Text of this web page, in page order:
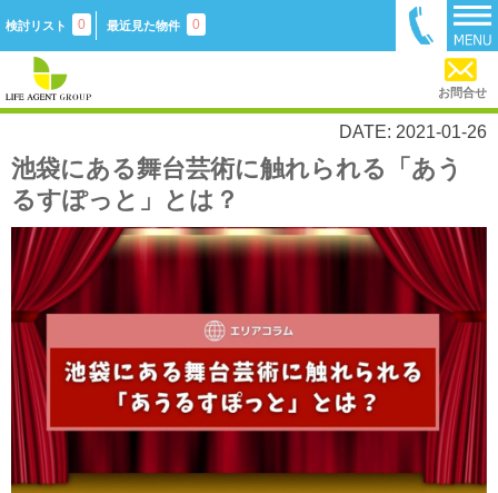
検討リスト 0 最近見た物件 0
お問合せ
DATE: 2021-01-26
池袋にある舞台芸術に触れられる「あう
るすぽっと」とは？